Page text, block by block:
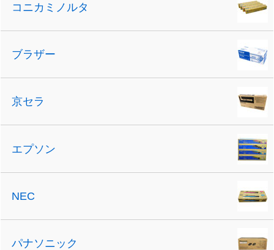
コニカミノルタ
ブラザー
京セラ
エプソン
NEC
パナソニック